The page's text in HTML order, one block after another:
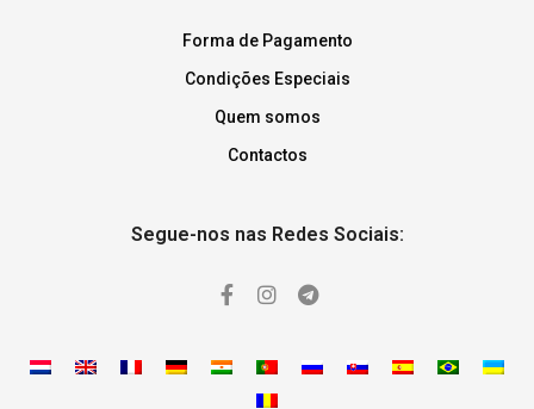
Forma de Pagamento
Condições Especiais
Quem somos
Contactos
Segue-nos nas Redes Sociais: